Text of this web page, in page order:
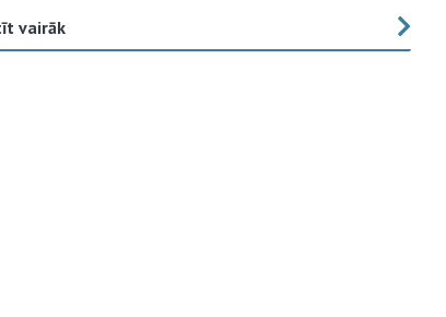
vairāk